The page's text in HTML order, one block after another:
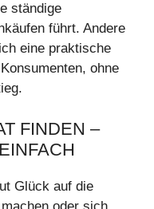
ständige
führt. Andere
eine praktische
ohne
FINDEN –
Glück auf die
oder sich